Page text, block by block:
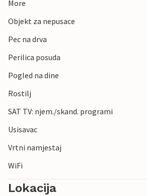
More
Objekt za nepusace
Pec na drva
Perilica posuda
Pogled na dine
Rostilj
SAT TV: njem./skand. programi
Usisavac
Vrtni namjestaj
WiFi
Lokacija